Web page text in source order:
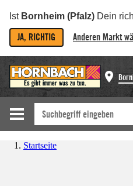
Ist Bornheim (Pfalz) Dein
JA, RICHTIG Anderen Markt
Startseite